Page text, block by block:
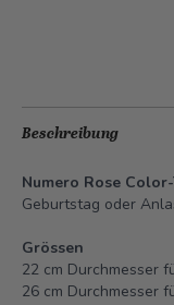
Beschreibung
Numero Rose
Geburtstag oder
Grössen
22 cm Durchmesser
26 cm Durchmesser